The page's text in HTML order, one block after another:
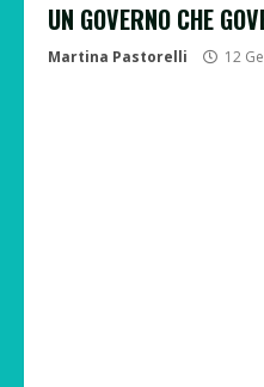
UN GOVERNO CHE
Martina Pastorelli 12